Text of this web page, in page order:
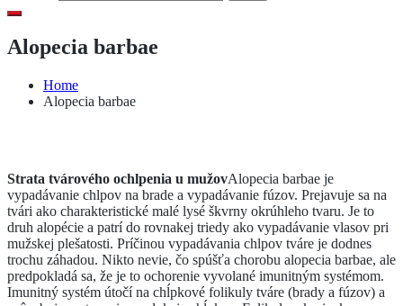
Alopecia barbae
Home
Alopecia barbae
Strata tvárového ochlpenia u mužovAlopecia barbae je
vypadávanie chlpov na brade a vypadávanie fúzov. Prejavuje sa na
tvári ako charakteristické malé lysé škvrny okrúhleho tvaru. Je to
druh alopécie a patrí do rovnakej triedy ako vypadávanie vlasov pri
mužskej plešatosti. Príčinou vypadávania chlpov tváre je dodnes
trochu záhadou. Nikto nevie, čo spúšťa chorobu alopecia barbae, ale
predpokladá sa, že je to ochorenie vyvolané imunitným systémom.
Imunitný systém útočí na chĺpkové folikuly tváre (brady a fúzov) a